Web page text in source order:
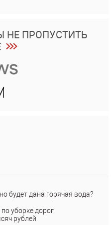
НЕ ПРОПУСТИТЬ
будет дана горячая вода?
уборке дорог
рублей